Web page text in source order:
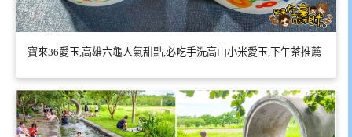
寶來36愛玉,高雄六龜人氣甜點,必吃手洗高山小米愛玉,下午茶推薦